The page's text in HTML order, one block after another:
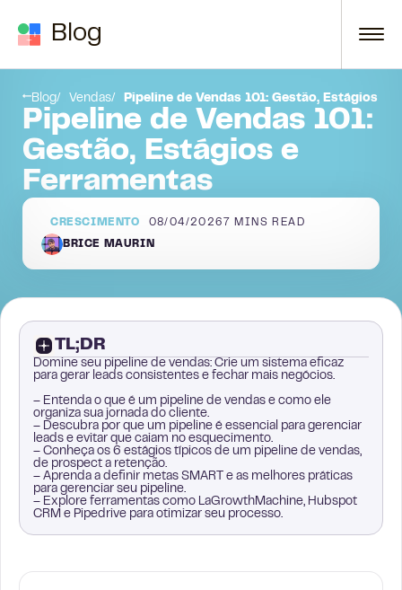
Blog
Blog Vendas Pipeline de Vendas 101: Gestão, Estágios e
Pipeline de Vendas 101:
Gestão, Estágios e
Ferramentas
CRESCIMENTO 08/04/2026 7 MINS READ
BRICE MAURIN
TL;DR
Domine seu pipeline de vendas: Crie um sistema eficaz
para gerar leads consistentes e fechar mais negócios.
– Entenda o que é um pipeline de vendas e como ele
organiza sua jornada do cliente.
– Descubra por que um pipeline é essencial para gerenciar
leads e evitar que caiam no esquecimento.
– Conheça os 6 estágios típicos de um pipeline de vendas,
de prospect a retenção.
– Aprenda a definir metas SMART e as melhores práticas
para gerenciar seu pipeline.
– Explore ferramentas como LaGrowthMachine, Hubspot
CRM e Pipedrive para otimizar seu processo.
Processo em Constante Mudança